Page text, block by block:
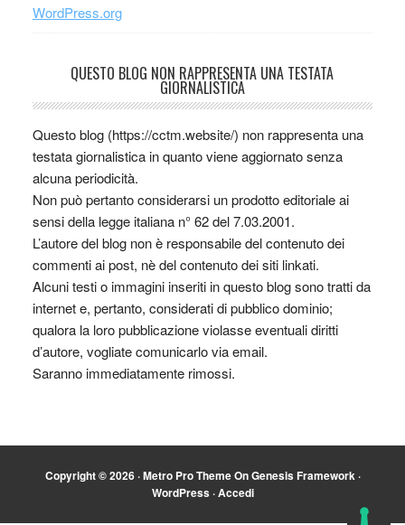
WordPress.org
QUESTO BLOG NON RAPPRESENTA UNA TESTATA
GIORNALISTICA
Questo blog (https://cctm.website/) non rappresenta una
testata giornalistica in quanto viene aggiornato senza
alcuna periodicità.
Non può pertanto considerarsi un prodotto editoriale ai
sensi della legge italiana n° 62 del 7.03.2001.
L’autore del blog non è responsabile del contenuto dei
commenti ai post, nè del contenuto dei siti linkati.
Alcuni testi o immagini inseriti in questo blog sono tratti da
internet e, pertanto, considerati di pubblico dominio;
qualora la loro pubblicazione violasse eventuali diritti
d’autore, vogliate comunicarlo via email.
Saranno immediatamente rimossi.
Copyright © 2026 ·Metro Pro ThemeOnGenesis Framework·
WordPress·Accedi